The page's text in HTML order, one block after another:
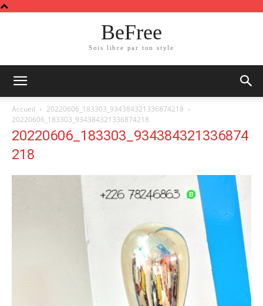
BeFree
Sois libre par ton style
Accueil
20220606_183303_934384321336874218
20220606_183303_934384321336874218
20220606_183303_934384321336874
218